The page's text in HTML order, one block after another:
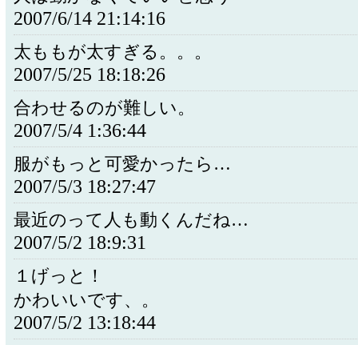
2007/6/14 21:14:16
太ももが太すぎる。。。
2007/5/25 18:18:26
合わせるのが難しい。
2007/5/4 1:36:44
服がもっと可愛かったら…
2007/5/3 18:27:47
最近のって人も動くんだね…
2007/5/2 18:9:31
１げっと！
かわいいです、。
2007/5/2 13:18:44